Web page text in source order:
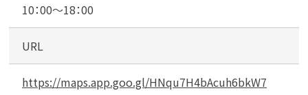
10：00～18：00
URL
https://maps.app.goo.gl/HNqu7H4bAcuh6bkW7